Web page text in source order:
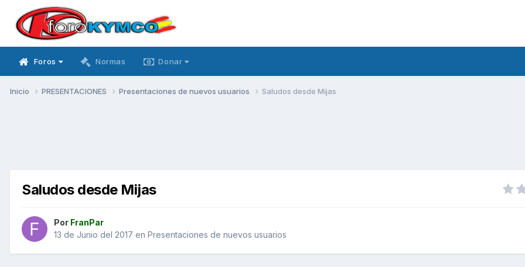
Foros Normas Donar
Inicio PRESENTACIONES Presentaciones de nuevos usuarios Saludos desde Mijas
Saludos desde Mijas
Por FranPar
13 de Junio del 2017 en Presentaciones de nuevos usuarios